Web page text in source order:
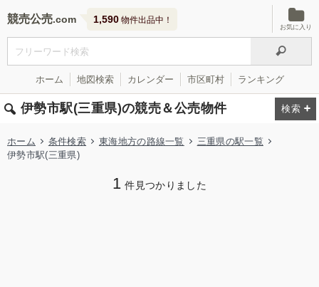
競売公売 1,590 物件出品中！
お気に入り
ホーム 地図検索 カレンダー 市区町村 ランキング
伊勢市駅(三重県)の競売＆公売物件
ホーム 条件検索 東海地方の路線一覧
三重県の駅一覧
伊勢市駅(三重県)
1 件見つかりました